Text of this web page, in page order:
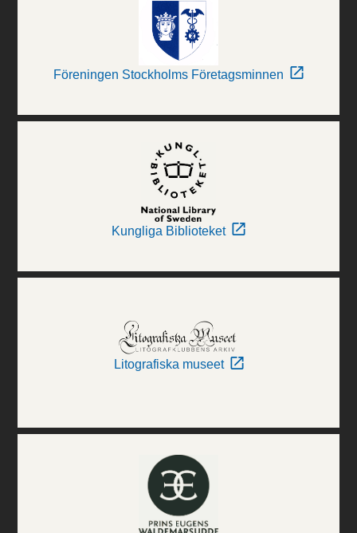
Föreningen Stockholms Företagsminnen
Kungliga Biblioteket
Litografiska museet